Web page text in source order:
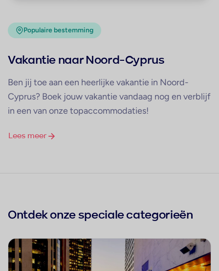
Populaire bestemming
Vakantie naar Noord-Cyprus
Ben jij toe aan een heerlijke vakantie in Noord-
Cyprus? Boek jouw vakantie vandaag nog en verblijf
in een van onze topaccommodaties!
Lees meer
Ontdek onze speciale categorieën